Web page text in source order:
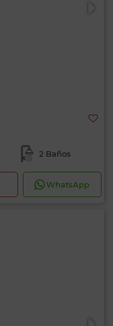
2 Baños
WhatsApp